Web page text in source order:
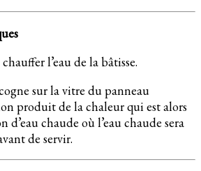
l’eau de la bâtisse.
sur la vitre du panneau
produit de la chaleur qui est alors
d’eau chaude où l’eau chaude sera
de servir.